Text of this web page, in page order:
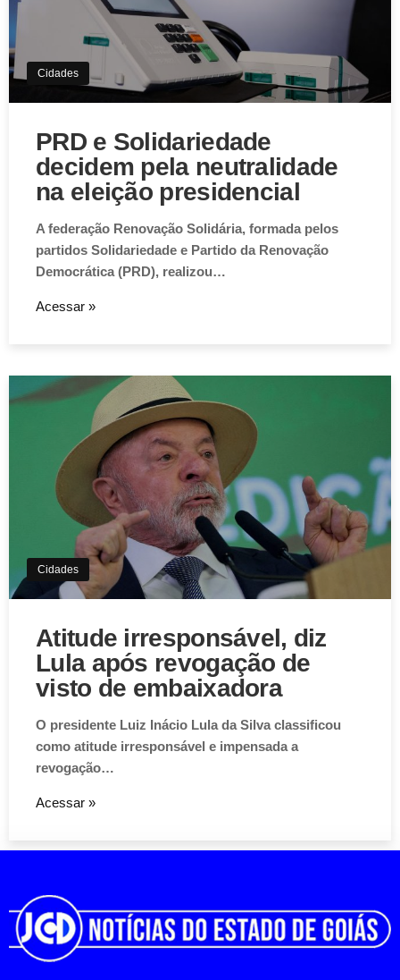
Cidades
PRD e Solidariedade
decidem pela neutralidade
na eleição presidencial
A federação Renovação Solidária, formada pelos
partidos Solidariedade e Partido da Renovação
Democrática (PRD), realizou…
Acessar »
Cidades
Atitude irresponsável, diz
Lula após revogação de
visto de embaixadora
O presidente Luiz Inácio Lula da Silva classificou
como atitude irresponsável e impensada a
revogação…
Acessar »